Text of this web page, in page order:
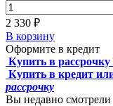
2 330 ₽
В корзину
Оформите в кредит
Купить в рассрочку
Купить в кредит
рассрочку
Вы недавно смотрели